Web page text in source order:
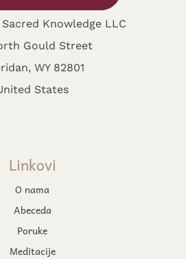
Knowledge LLC
Gould Street
WY 82801
States
Linkovi
O nama
Abeceda
Poruke
Meditacije